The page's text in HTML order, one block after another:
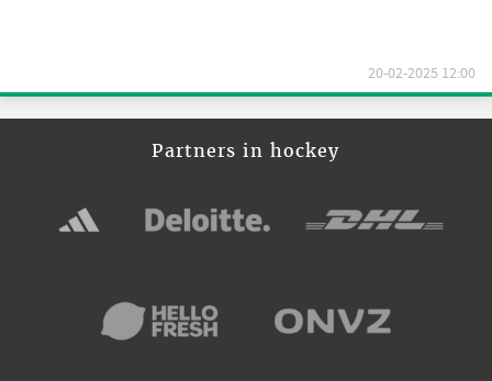
20-02-2025 12:00
Partners in hockey